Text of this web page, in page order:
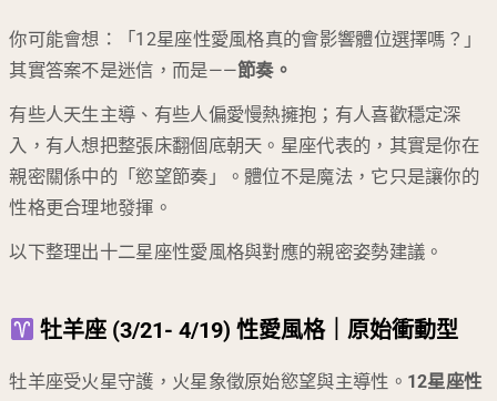
你可能會想：「12星座性愛風格真的會影響體位選擇嗎？」
其實答案不是迷信，而是——節奏。
有些人天生主導、有些人偏愛慢熱擁抱；有人喜歡穩定深
入，有人想把整張床翻個底朝天。星座代表的，其實是你在
親密關係中的「慾望節奏」。體位不是魔法，它只是讓你的
性格更合理地發揮。
以下整理出十二星座性愛風格與對應的親密姿勢建議。
牡羊座 (3/21- 4/19) 性愛風格｜原始衝動型
牡羊座受火星守護，火星象徵原始慾望與主導性。 12星座性